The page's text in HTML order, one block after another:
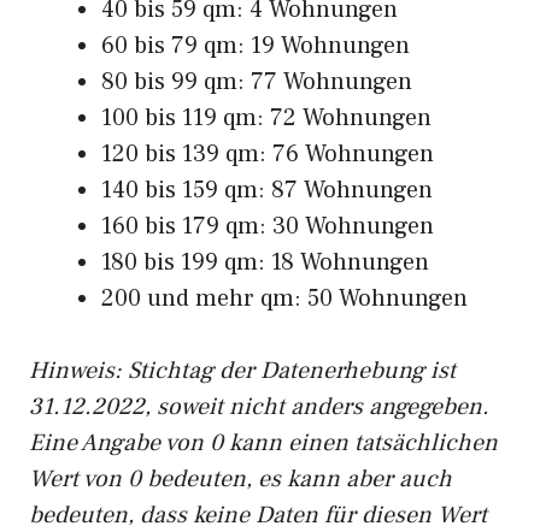
40 bis 59 qm: 4 Wohnungen
60 bis 79 qm: 19 Wohnungen
80 bis 99 qm: 77 Wohnungen
100 bis 119 qm: 72 Wohnungen
120 bis 139 qm: 76 Wohnungen
140 bis 159 qm: 87 Wohnungen
160 bis 179 qm: 30 Wohnungen
180 bis 199 qm: 18 Wohnungen
200 und mehr qm: 50 Wohnungen
Hinweis: Stichtag der Datenerhebung ist
31.12.2022, soweit nicht anders angegeben.
Eine Angabe von 0 kann einen tatsächlichen
Wert von 0 bedeuten, es kann aber auch
bedeuten, dass keine Daten für diesen Wert